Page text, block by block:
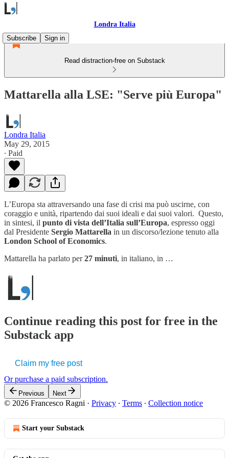
Londra Italia
Subscribe
Sign in
Read distraction-free on Substack
Mattarella alla LSE: "Serve più Europa"
Londra Italia
May 29, 2015
∙ Paid
L’Europa sta attraversando una fase di crisi ma può uscirne, con
coraggio e unità, ripartendo dai suoi ideali e dai suoi valori. Questo,
in sintesi, il punto di vista dell’Italia sull’Europa, espresso oggi
dal Presidente Sergio Mattarella in un discorso/lezione tenuto alla
London School of Economics.
Mattarella ha parlato per27 minuti, in italiano, in …
Continue reading this post for free in the
Substack app
Claim my free post
Or purchase a paid subscription.
Previous Next
© 2026 Francesco Ragni · Privacy ∙ Terms ∙ Collection notice
Start your Substack